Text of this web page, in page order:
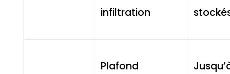
infiltration
Plafond